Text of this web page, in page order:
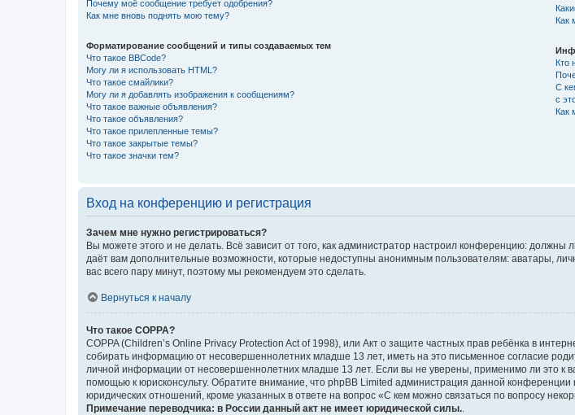
Почему моё сообщение требует одобрения?
Как мне вновь поднять мою тему?
Форматирование сообщений и типы создаваемых тем
Что такое BBCode?
Могу ли я использовать HTML?
Что такое смайлики?
Могу ли я добавлять изображения к сообщениям?
Что такое важные объявления?
Что такое объявления?
Что такое прилепленные темы?
Что такое закрытые темы?
Что такое значки тем?
Как
Кто
С
с
Как
Вход на конференцию и регистрация
Зачем мне нужно регистрироваться?
Вы можете этого и не делать. Всё зависит от того, как администратор настроил конференцию:
даёт вам дополнительные возможности, которые недоступны анонимным пользователям: аватары,
вас всего пару минут, поэтому мы рекомендуем это сделать.
Вернуться к началу
Что такое COPPA?
COPPA (Children’s Online Privacy Protection Act of 1998), или Акт о защите частных прав ребёнка в
собирать информацию от несовершеннолетних младше 13 лет, иметь на это письменное согласие
личной информации от несовершеннолетних младше 13 лет. Если вы не уверены, применимо ли это к
помощью к юрисконсульту. Обратите внимание, что phpBB Limited администрация данной
юридических отношений, кроме указанных в ответе на вопрос «С кем можно связаться по вопросу
Примечание переводчика: в России данный акт не имеет юридической силы.